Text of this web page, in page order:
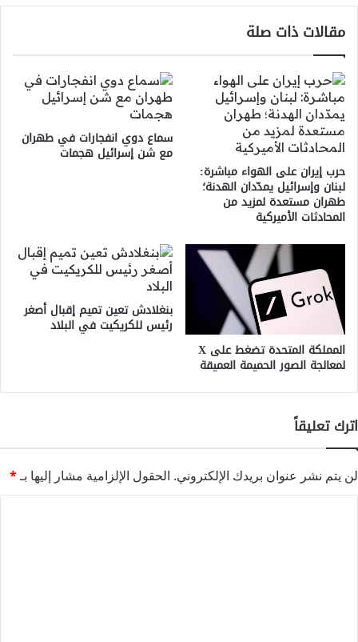
مقالات ذات صلة
حرب إيران على الهواء مباشرة:
لبنان وإسرائيل يمدّدان الهدنة؛
طهران مستعدة لمزيد من
المحادثات الأميركية
سماع دوي انفجارات في طهران
مع شن إسرائيل هجمات
المملكة المتحدة تضغط على X
لمعالجة الصور الحميمة العميقة
بنغلادش تعين تميم إقبال أصغر
رئيس للكريكيت في البلاد
اترك تعليقاً
لن يتم نشر عنوان بريدك الإلكتروني. الحقول الإلزامية مشار إليها بـ*